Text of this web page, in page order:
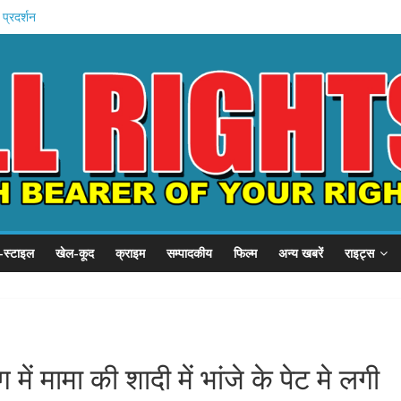
से गुहार
को कैद
खेल-कूद क्राइम सम्पादकीय फिल्म अन्य खबरें राइट्स
मामा की शादी में भांजे के पेट मे लगी